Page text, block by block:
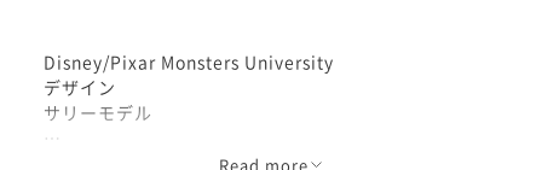
Disney/Pixar Monsters University
デザイン
サリーモデル
Read more